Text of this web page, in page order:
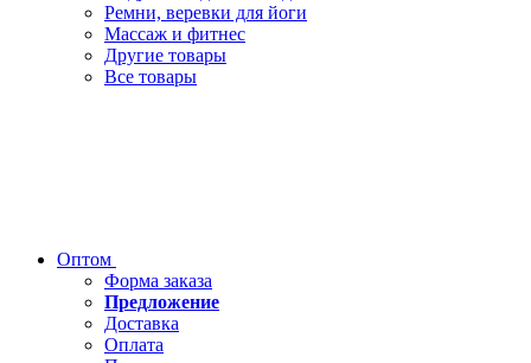
Ремни, веревки для йоги
Массаж и фитнес
Другие товары
Все товары
Оптом
Форма заказа
Предложение
Доставка
Оплата